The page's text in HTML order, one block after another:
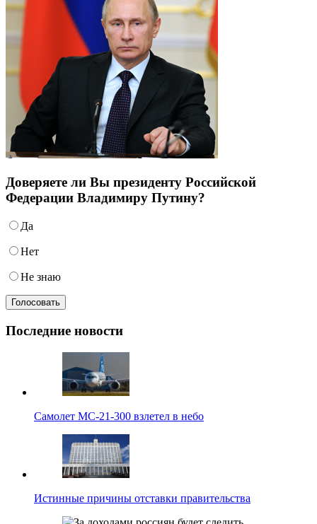
Доверяете ли Вы президенту Российской
Федерации Владимиру Путину?
Да
Нет
Не знаю
Последние новости
Самолет МС-21-300 взлетел в небо
Истинные причины отставки правительства